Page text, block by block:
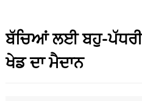
ਬੱਚਿਆਂ ਲਈ ਬਹੁ-
ਖੇਡ ਦਾ ਮੈਦਾਨ